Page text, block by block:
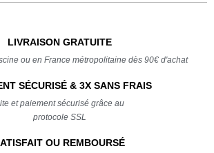
LIVRAISON GRATUITE
ou en France métropolitaine dès 90€ d'achat
SÉCURISÉ & 3X SANS FRAIS
et paiement sécurisé grâce au
protocole SSL
OU REMBOURSÉ